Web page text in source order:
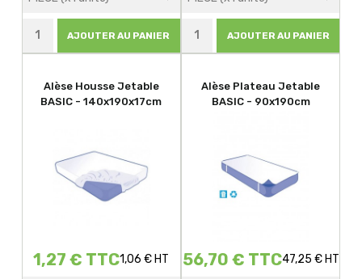
AJOUTER AU PANIER AJOUTER AU PANIER
Alèse Housse Jetable
BASIC - 140x190x17cm
1,27 € TTC1,06 € HT
Alèse Plateau Jetable
BASIC - 90x190cm
56,70 € TTC47,25 € HT